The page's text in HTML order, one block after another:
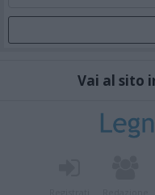
Vai al sito